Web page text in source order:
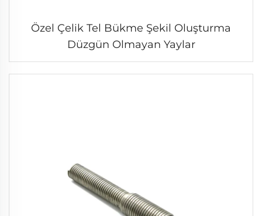
Özel Çelik Tel Bükme Şekil Oluşturma
Düzgün Olmayan Yaylar